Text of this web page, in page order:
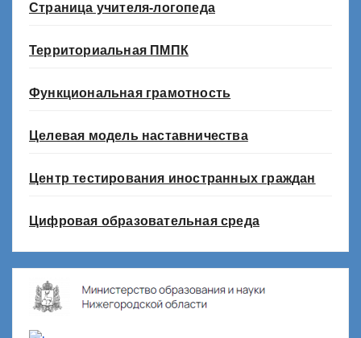
Страница учителя-логопеда
Территориальная ПМПК
Функциональная грамотность
Целевая модель наставничества
Центр тестирования иностранных граждан
Цифровая образовательная среда